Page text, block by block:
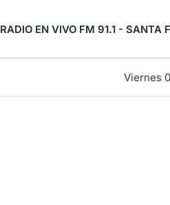
RADIO EN VIVO FM 91.1 - SANTA
Viernes